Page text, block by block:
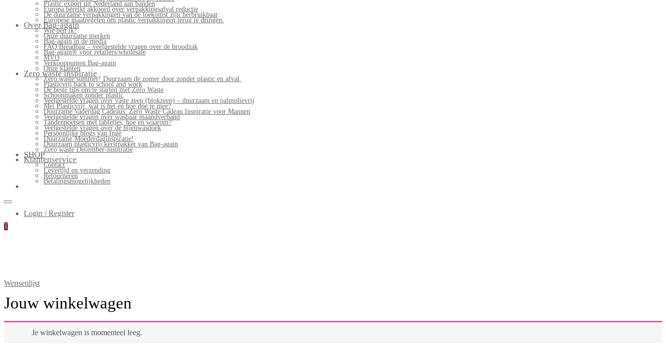
Plastic export uit Nederland aan banden
Europa bereikt akkoord over verpakkingsafval reductie
De duurzame verpakkingen van de toekomst zijn herbruikbaar
Europese maatregelen om plastic verpakkingen terug te dringen.
Over Bag-again
Wie ben ik?
Onze duurzame merken
Bag-again in de media
FAQ Breadbag – veelgestelde vragen over de broodzak
Bag-again® voor retailers/wholesale
MVO
Verkooppunten Bag-again
Onze klanten
Zero waste inspiratie
Zero waste summer! Duurzaam de zomer door zonder plastic en afval.
Plasticvrij back to school and work
De beste tips om te starten met Zero Waste
Schoonmaken zonder plastic
Veelgestelde vragen over vaste zeep (blokzeep) – duurzaam en palmolievrij
Mei Plasticvrij: wat is het en hoe doe je mee?
Duurzame Vaderdag Cadeaus: Zero Waste Cadeau Inspiratie voor Mannen
Veelgestelde vragen over wasbaar maandverband
Tandenpoetsen met tabletjes, hoe en waarom?
Veelgestelde vragen over de bijenwasdoek
Persoonlijke blogs van Inge
Duurzame Moederdaginspiratie!
Duurzaam plasticvrij kerstpakket van Bag-again
Zero waste December-inspiratie
SHOP
Klantenservice
Contact
Levertijd en verzending
Retourneren
Betalingsmogelijkheden
Login / Register
0
Wensenlijst
Jouw winkelwagen
Je winkelwagen is momenteel leeg.